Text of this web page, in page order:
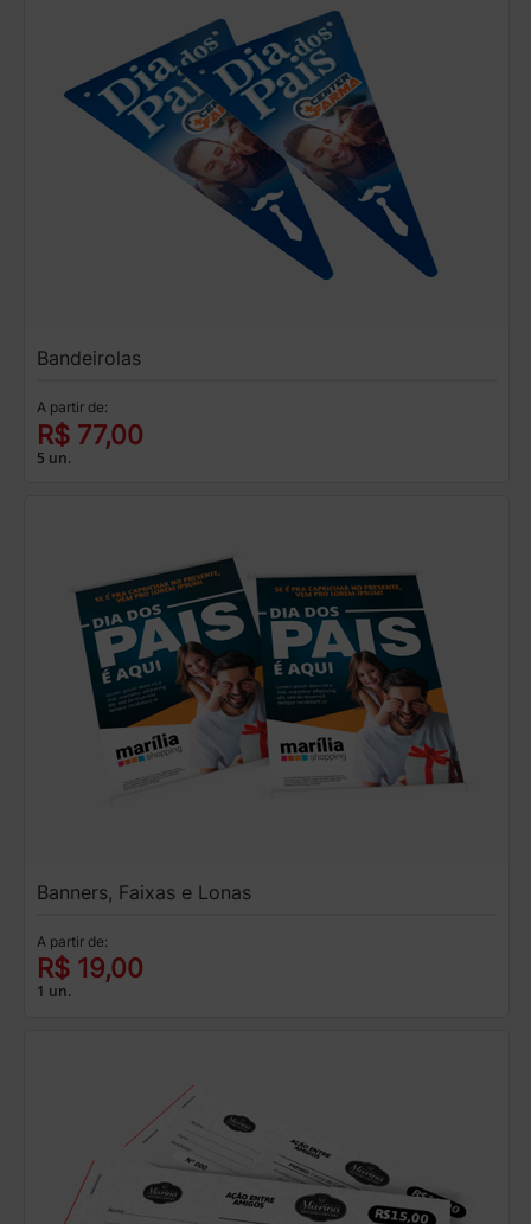
Bandeirolas
A partir de:
R$ 77,00
5 un.
Banners, Faixas e Lonas
A partir de:
R$ 19,00
1 un.